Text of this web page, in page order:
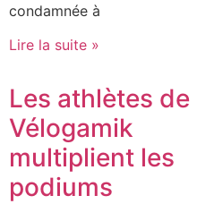
condamnée à
Lire la suite »
Les athlètes de
Vélogamik
multiplient les
podiums